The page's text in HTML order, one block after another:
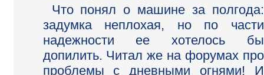
Что понял о машине за полгода:
задумка неплохая, но по части
надежности ее хотелось бы
допилить. Читал же на форумах про
проблемы с дневными огнями! И